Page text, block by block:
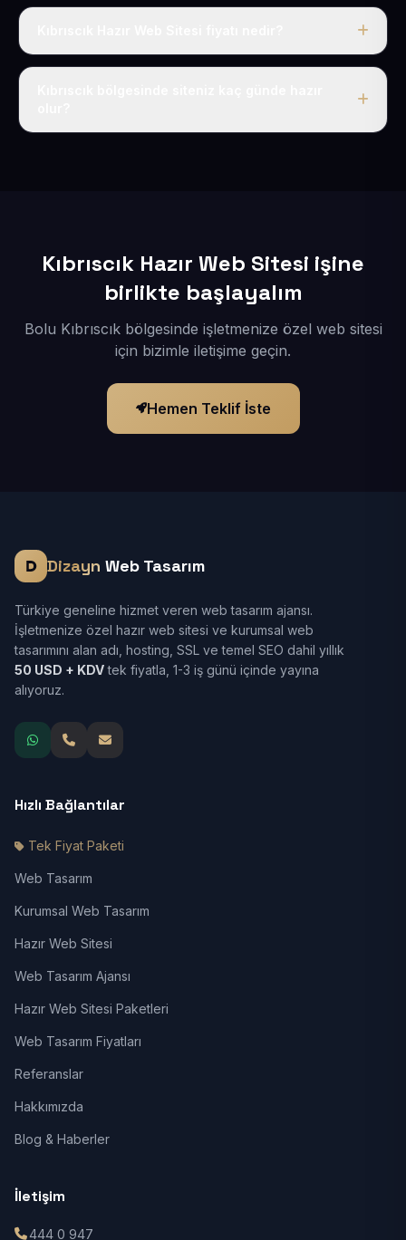
Tek fiyat uygulanır: yıllık 50 USD + KDV. Bu bedele alan
Kıbrıscık Hazır Web Sitesi işine
birlikte başlayalım
Bolu Kıbrıscık bölgesinde işletmenize özel web sitesi
için bizimle iletişime geçin.
Hemen Teklif İste
Dizayn Web Tasarım
Türkiye geneline hizmet veren web tasarım ajansı.
İşletmenize özel hazır web sitesi ve kurumsal web
tasarımını alan adı, hosting, SSL ve temel SEO dahil yıllık
50 USD + KDVtek fiyatla, 1-3 iş günü içinde yayına
alıyoruz.
Hızlı Bağlantılar
Tek Fiyat Paketi
Web Tasarım
Kurumsal Web Tasarım
Hazır Web Sitesi
Web Tasarım Ajansı
Hazır Web Sitesi Paketleri
Web Tasarım Fiyatları
Referanslar
Hakkımızda
Blog & Haberler
İletişim
444 0 947